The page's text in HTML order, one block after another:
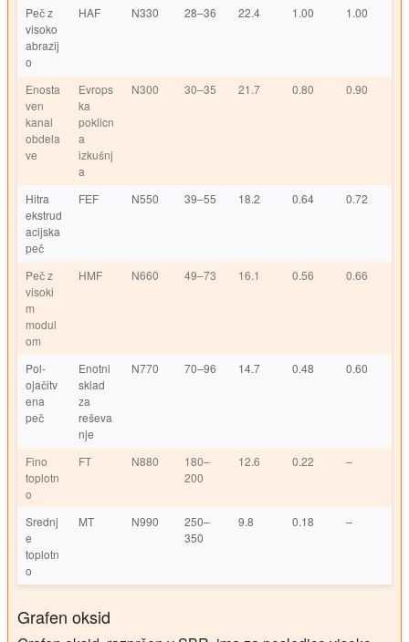
Peč z
visoko
abrazij
o
HAF N330 28–36 22.4 1.00 1.00
Enosta
ven
kanal
obdela
ve
Evrops
ka
poklicn
a
izkušnj
a
N300 30–35 21.7 0.80 0.90
Hitra
ekstrud
acijska
peč
FEF N550 39–55 18.2 0.64 0.72
Peč z
visoki
m
modul
om
HMF N660 49–73 16.1 0.56 0.66
Pol-
ojačitv
ena
peč
Enotni
sklad
za
reševa
nje
N770 70–96 14.7 0.48 0.60
Fino
toplotn
o
FT N880
180–
200
12.6 0.22 –
Srednj
e
toplotn
o
MT N990
250–
350
9.8 0.18 –
Grafen oksid